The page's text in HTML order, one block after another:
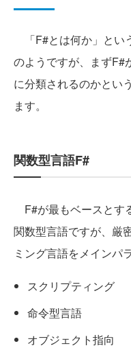
「F#とは何か」とい
のようですが、まずF#
に分類されるのかとい
ます。
関数型言語F#
F#が最もベースとす
関数型言語ですが、厳
ミング言語をメインパ
スクリプティング
命令型言語
オブジェクト指向